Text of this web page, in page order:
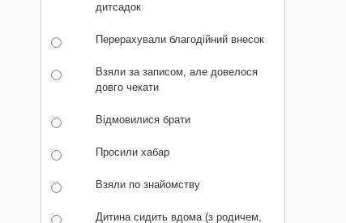
дитсадок
Перерахували благодійний внесок
Взяли за записом, але довелося
довго чекати
Відмовилися брати
Просили хабар
Взяли по знайомству
Дитина сидить вдома (з родичем,